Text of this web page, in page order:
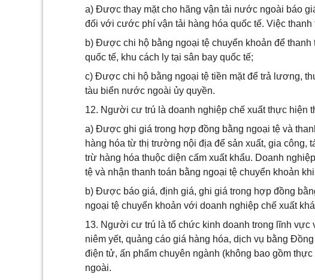
a) Được thay mặt cho hãng vận tải nước ngoài báo
đối với cước phí vận tải hàng hóa quốc tế. Việc
b) Được chi hộ bằng ngoại tệ chuyển khoản để
quốc tế, khu cách ly tại sân bay quốc tế;
c) Được chi hộ bằng ngoại tệ tiền mặt để trả lương,
tàu biển nước ngoài ủy quyền.
12. Người cư trú là doanh nghiệp chế xuất thực hiện
a) Được ghi giá trong hợp đồng bằng ngoại tệ và
hàng hóa từ thị trường nội địa để sản xuất, gia công,
trừ hàng hóa thuộc diện cấm xuất khẩu. Doanh
tệ và nhận thanh toán bằng ngoại tệ chuyển khoản
b) Được báo giá, định giá, ghi giá trong hợp đồng
ngoại tệ chuyển khoản với doanh nghiệp chế xuất
13. Người cư trú là tổ chức kinh doanh trong lĩnh
niêm yết, quảng cáo giá hàng hóa, dịch vụ bằng
điện tử, ấn phẩm chuyên ngành (không bao gồm
ngoài.